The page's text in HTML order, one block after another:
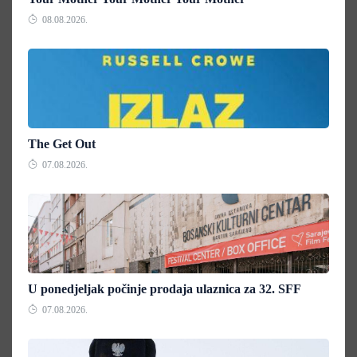
08.08.2026.
The Get Out
07.08.2026.
U ponedjeljak počinje prodaja ulaznica za 32. SFF
07.08.2026.